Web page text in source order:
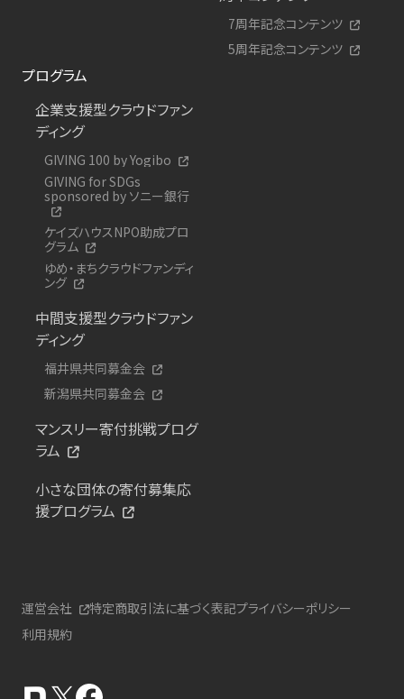
7周年記念コンテンツ
5周年記念コンテンツ
プログラム
企業支援型クラウドファン
ディング
GIVING 100 by Yogibo
GIVING for SDGs
sponsored by ソニー銀行
ケイズハウスNPO助成プロ
グラム
ゆめ・まちクラウドファンディ
ング
中間支援型クラウドファン
ディング
福井県共同募金会
新潟県共同募金会
マンスリー寄付挑戦プログ
ラム
小さな団体の寄付募集応
援プログラム
運営会社 特定商取引法に基づく表記プライバシーポリシー
利用規約